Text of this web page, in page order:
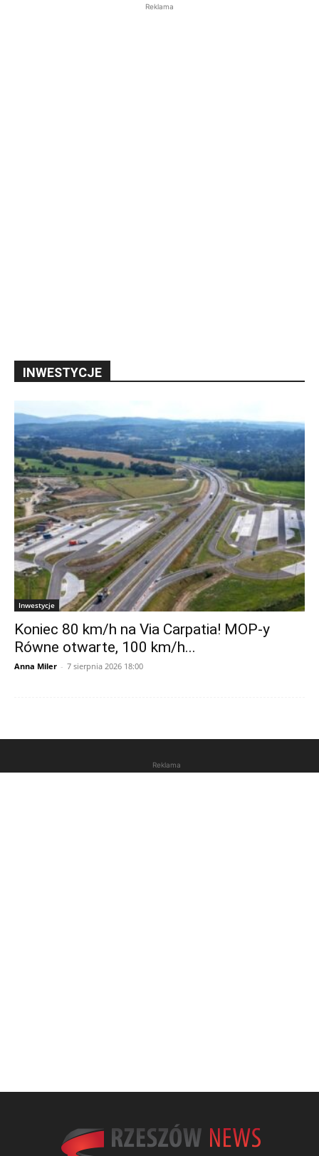
Reklama
INWESTYCJE
Inwestycje
Koniec 80 km/h na Via Carpatia! MOP-y
Równe otwarte, 100 km/h...
Anna Miler - 7 sierpnia 2026 18:00
Reklama